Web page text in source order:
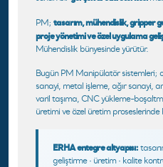
PM;tasarım, mühendislik, gripper
proje yönetimi ve özel uygulama
Mühendislik bünyesinde yürütür.
Bugün PM Manipülatör sistemleri;
sanayi, metal işleme, ağır sanayi,
varil taşıma, CNC yükleme-
üretimi ve özel üretim proseslerinde
ERHA entegre altyapısı:
geliştirme · üretim · kalite